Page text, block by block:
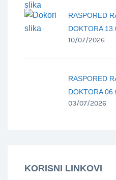
RASPORED
DOKTORA
10/07/2026
RASPORED
DOKTORA
03/07/2026
KORISNI LINKOVI